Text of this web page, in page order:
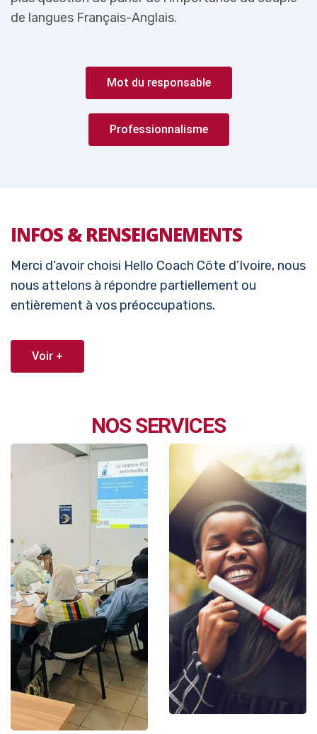
de langues Français-Anglais.
Mot du responsable
Professionnalisme
INFOS & RENSEIGNEMENTS
Merci d’avoir choisi Hello Coach Côte d’Ivoire, nous
nous attelons à répondre partiellement ou
entièrement à vos préoccupations.
Voir +
NOS SERVICES